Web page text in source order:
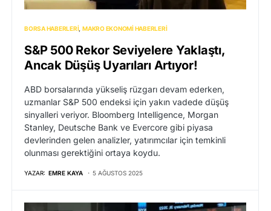
BORSA HABERLERI MAKRO EKONOMI HABERLERI
S&P 500 Rekor Seviyelere Yaklaştı,
Ancak Düşüş Uyarıları Artıyor!
ABD borsalarında yükseliş rüzgarı devam ederken,
uzmanlar S&P 500 endeksi için yakın vadede düşüş
sinyalleri veriyor. Bloomberg Intelligence, Morgan
Stanley, Deutsche Bank ve Evercore gibi piyasa
devlerinden gelen analizler, yatırımcılar için temkinli
olunması gerektiğini ortaya koydu.
YAZAR: EMRE KAYA 5 AĞUSTOS 2025